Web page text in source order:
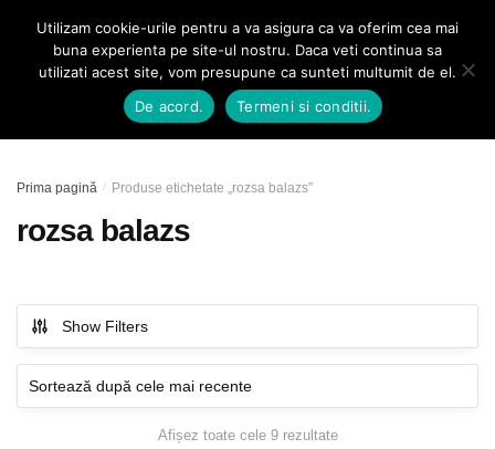
navigation
content
MENU
Prima pagină / Produse etichetate „rozsa balazs”
rozsa balazs
Show Filters
Afișez toate cele 9 rezultate
Utilizam cookie-urile pentru a va asigura ca va oferim cea mai
buna experienta pe site-ul nostru. Daca veti continua sa
utilizati acest site, vom presupune ca sunteti multumit de el.
De acord.
Termeni si conditii.